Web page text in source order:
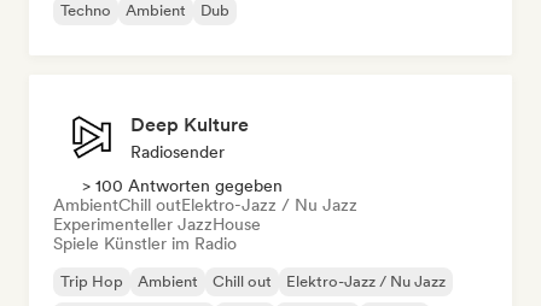
Techno
Ambient Dub
Deep Kulture
Radiosender
> 100 Antworten gegeben
AmbientChill outElektro-Jazz / Nu Jazz
Experimenteller JazzHouse
Spiele Künstler im Radio
Trip Hop Ambient Chill out
Elektro-Jazz / Nu Jazz